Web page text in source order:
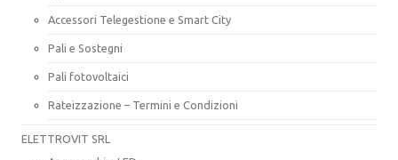
Accessori Telegestione e Smart City
Pali e Sostegni
Pali fotovoltaici
Rateizzazione – Termini e Condizioni
ELETTROVIT SRL